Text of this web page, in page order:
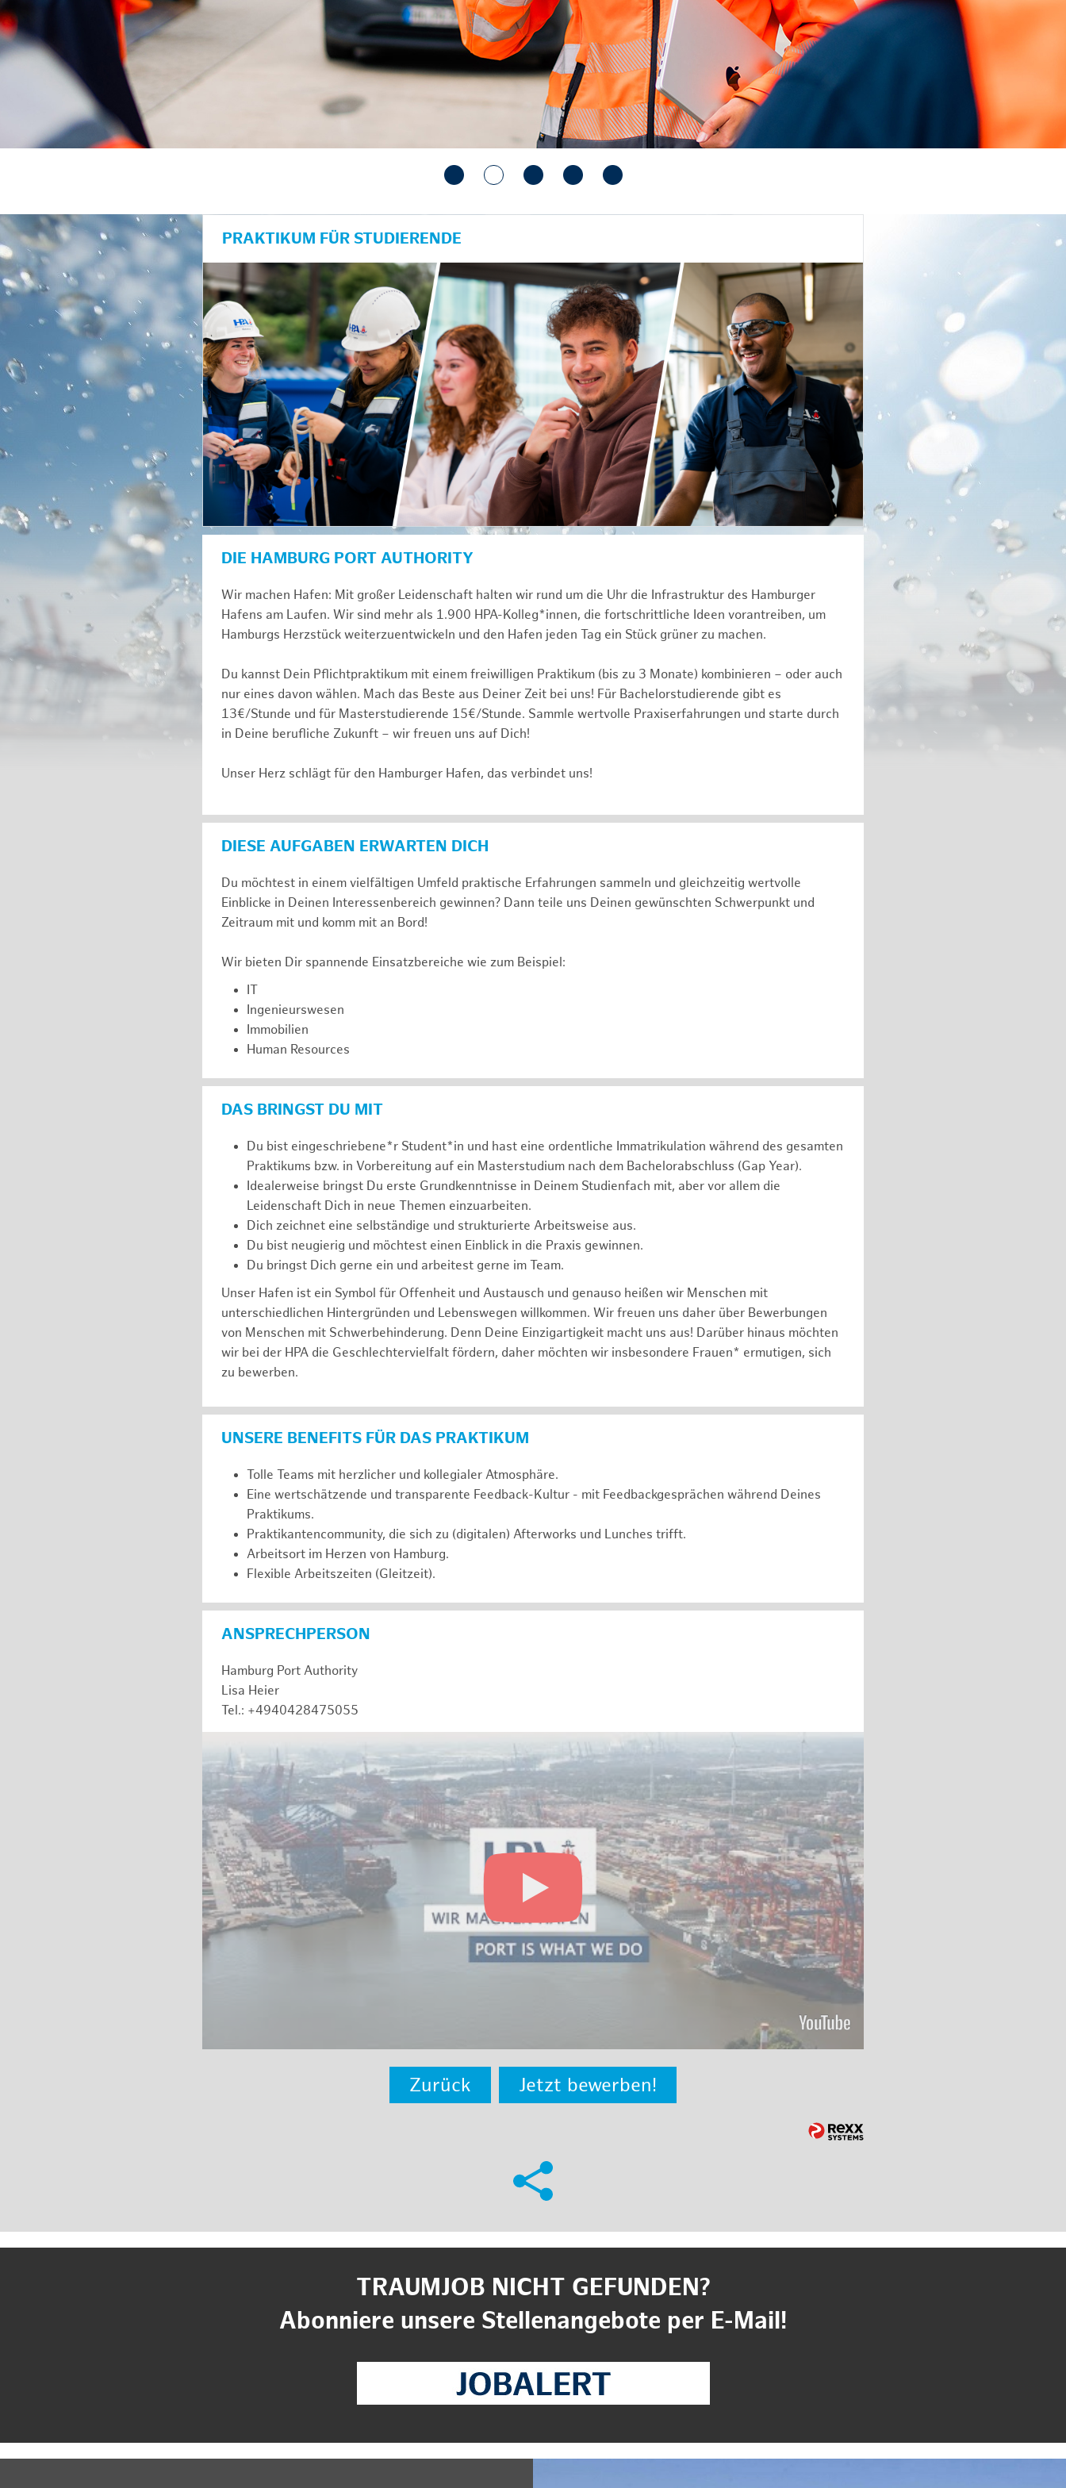
anzeigen/schließen
PRAKTIKUM FÜR STUDIERENDE
DIE HAMBURG PORT AUTHORITY
Wir machen Hafen: Mit großer Leidenschaft halten wir rund um die Uhr die Infrastruktur des Hamburger
Hafens am Laufen. Wir sind mehr als 1.900 HPA-Kolleg*innen, die fortschrittliche Ideen vorantreiben, um
Hamburgs Herzstück weiterzuentwickeln und den Hafen jeden Tag ein Stück grüner zu machen.
Du kannst Dein Pflichtpraktikum mit einem freiwilligen Praktikum (bis zu 3 Monate) kombinieren – oder auch
nur eines davon wählen. Mach das Beste aus Deiner Zeit bei uns! Für Bachelorstudierende gibt es
13€/Stunde und für Masterstudierende 15€/Stunde. Sammle wertvolle Praxiserfahrungen und starte durch
in Deine berufliche Zukunft – wir freuen uns auf Dich!
Unser Herz schlägt für den Hamburger Hafen, das verbindet uns!
DIESE AUFGABEN ERWARTEN DICH
Du möchtest in einem vielfältigen Umfeld praktische Erfahrungen sammeln und gleichzeitig wertvolle
Einblicke in Deinen Interessenbereich gewinnen? Dann teile uns Deinen gewünschten Schwerpunkt und
Zeitraum mit und komm mit an Bord!
Wir bieten Dir spannende Einsatzbereiche wie zum Beispiel:
IT
Ingenieurswesen
Immobilien
Human Resources
DAS BRINGST DU MIT
Du bist eingeschriebene*r Student*in und hast eine ordentliche Immatrikulation während des gesamten
Praktikums bzw. in Vorbereitung auf ein Masterstudium nach dem Bachelorabschluss (Gap Year).
Idealerweise bringst Du erste Grundkenntnisse in Deinem Studienfach mit, aber vor allem die
Leidenschaft Dich in neue Themen einzuarbeiten.
Dich zeichnet eine selbständige und strukturierte Arbeitsweise aus.
Du bist neugierig und möchtest einen Einblick in die Praxis gewinnen.
Du bringst Dich gerne ein und arbeitest gerne im Team.
Unser Hafen ist ein Symbol für Offenheit und Austausch und genauso heißen wir Menschen mit
unterschiedlichen Hintergründen und Lebenswegen willkommen. Wir freuen uns daher über Bewerbungen
von Menschen mit Schwerbehinderung. Denn Deine Einzigartigkeit macht uns aus! Darüber hinaus möchten
wir bei der HPA die Geschlechtervielfalt fördern, daher möchten wir insbesondere Frauen* ermutigen, sich
zu bewerben.
UNSERE BENEFITS FÜR DAS PRAKTIKUM
Tolle Teams mit herzlicher und kollegialer Atmosphäre.
Eine wertschätzende und transparente Feedback-Kultur - mit Feedbackgesprächen während Deines
Praktikums.
Praktikantencommunity, die sich zu (digitalen) Afterworks und Lunches trifft.
Arbeitsort im Herzen von Hamburg.
Flexible Arbeitszeiten (Gleitzeit).
ANSPRECHPERSON
Hamburg Port Authority
Lisa Heier
Tel.: +4940428475055
Zurück Jetzt bewerben!
TRAUMJOB NICHT GEFUNDEN?
Abonniere unsere Stellenangebote per E-Mail!